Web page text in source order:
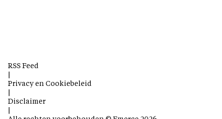
RSS Feed
Privacy en Cookiebeleid
Disclaimer